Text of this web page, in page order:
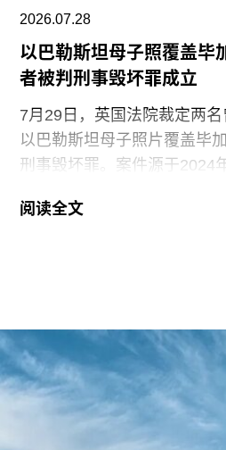
2026.07.28
以巴勒斯坦母子照覆盖毕
者被判刑事毁坏罪成立
7月29日，英国法院裁定两
以巴勒斯坦母子照片覆盖毕
刑事毁坏罪。案件源于2024
23岁的国家卫生服务工作者
1901年的作品《母性》（
片由巴勒斯坦摄影记者阿里·
Jadallah）于2024年3月以色
期间拍摄。两名抗议者隶属
Demand），该组织由气候行
阅读全文